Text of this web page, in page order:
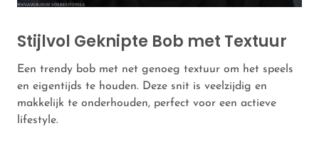
Stijlvol Geknipte Bob met Textuur
Een trendy bob met net genoeg textuur om het speels
en eigentijds te houden. Deze snit is veelzijdig en
makkelijk te onderhouden, perfect voor een actieve
lifestyle.